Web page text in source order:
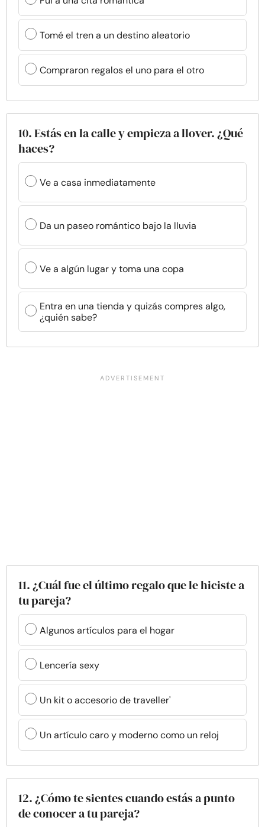
Tomé el tren a un destino aleatorio
Compraron regalos el uno para el otro
10. Estás en la calle y empieza a llover. ¿Qué
haces?
Ve a casa inmediatamente
Da un paseo romántico bajo la lluvia
Ve a algún lugar y toma una copa
Entra en una tienda y quizás compres algo,
¿quién sabe?
11. ¿Cuál fue el último regalo que le hiciste a
tu pareja?
Algunos artículos para el hogar
Lencería sexy
Un kit o accesorio de traveller'
Un artículo caro y moderno como un reloj
12. ¿Cómo te sientes cuando estás a punto
de conocer a tu pareja?